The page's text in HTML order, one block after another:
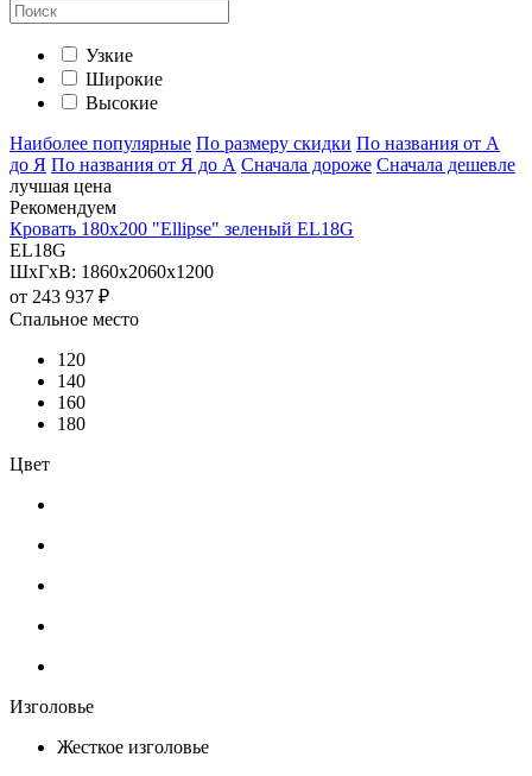
Узкие
Широкие
Высокие
Наиболее популярные По размеру скидки По названия от А
до Я По названия от Я до А Сначала дороже Сначала дешевле
лучшая цена
Рекомендуем
Кровать 180х200 "Ellipse" зеленый EL18G
EL18G
ШхГхВ: 1860х2060х1200
от 243 937 ₽
Спальное место
120
140
160
180
Цвет
Изголовье
Жесткое изголовье